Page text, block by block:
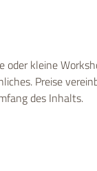
kleine
Preise
des Inhalts.